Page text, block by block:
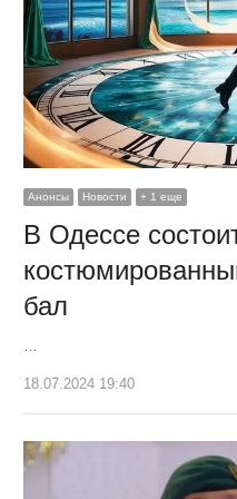
Анонсы Новости + 1 еще
В Одессе
бал
18.07.2024 19:40